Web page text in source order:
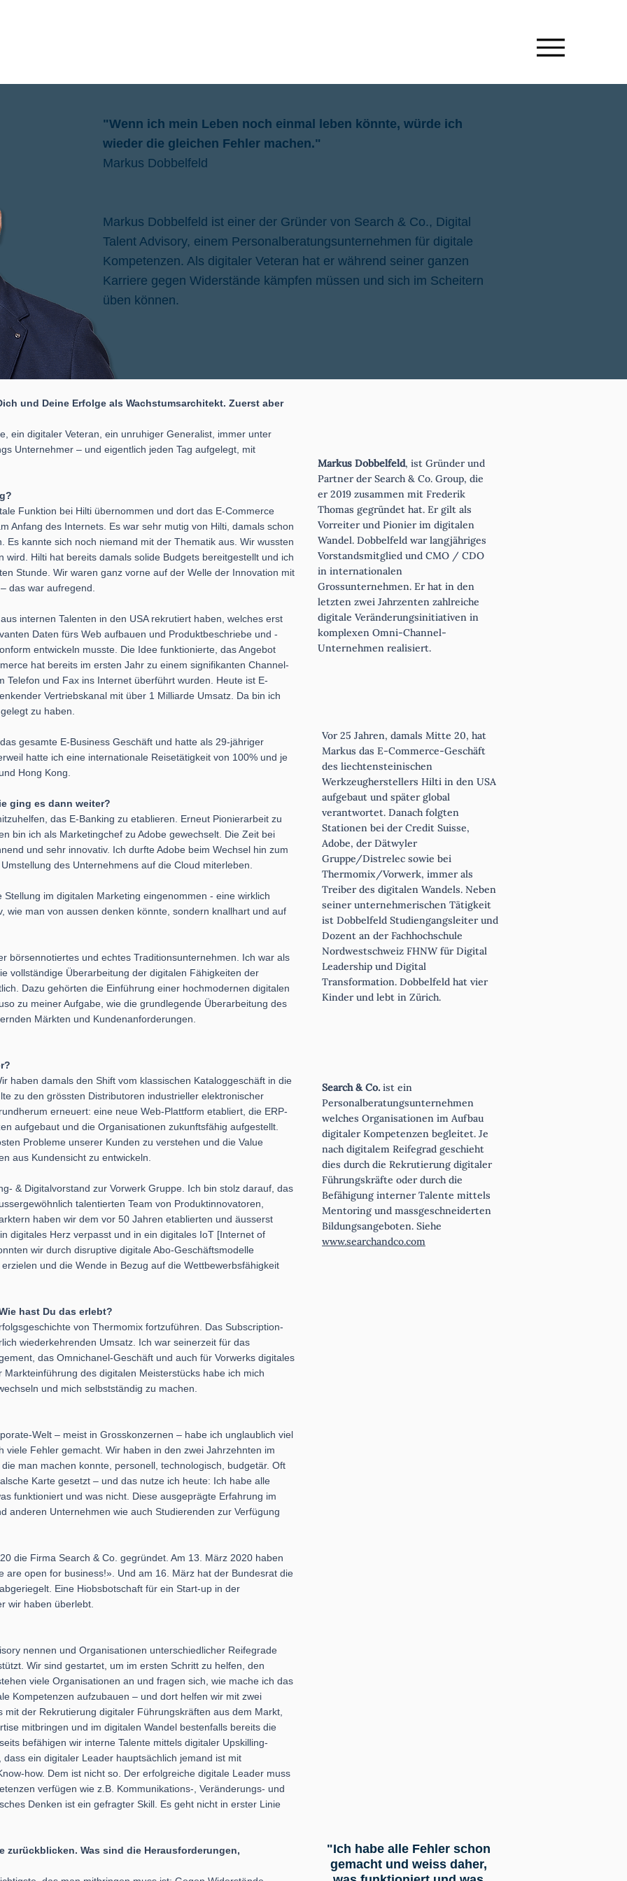
"Wenn ich mein Leben noch einmal leben könnte, würde ich
wieder die gleichen Fehler machen."
Markus Dobbelfeld
Markus Dobbelfeld ist einer der Gründer von Search & Co., Digital
Talent Advisory, einem Personalberatungsunternehmen für digitale
Kompetenzen. Als digitaler Veteran hat er während seiner ganzen
Karriere gegen Widerstände kämpfen müssen und sich im Scheitern
üben können.
Markus Dobbelfeld, ist Gründer und
Partner der Search & Co. Group, die
er 2019 zusammen mit Frederik
Thomas gegründet hat. Er gilt als
Vorreiter und Pionier im digitalen
Wandel. Dobbelfeld war langjähriges
Vorstandsmitglied und CMO / CDO
in internationalen
Grossunternehmen. Er hat in den
letzten zwei Jahrzenten zahlreiche
digitale Veränderungsinitiativen in
komplexen Omni-Channel-
Unternehmen realisiert.
Vor 25 Jahren, damals Mitte 20, hat
Markus das E-Commerce-Geschäft
des liechtensteinischen
Werkzeugherstellers Hilti in den USA
aufgebaut und später global
verantwortet. Danach folgten
Stationen bei der Credit Suisse,
Adobe, der Dätwyler
Gruppe/Distrelec sowie bei
Thermomix/Vorwerk, immer als
Treiber des digitalen Wandels. Neben
seiner unternehmerischen Tätigkeit
ist Dobbelfeld Studiengangsleiter und
Dozent an der Fachhochschule
Nordwestschweiz FHNW für Digital
Leadership und Digital
Transformation. Dobbelfeld hat vier
Kinder und lebt in Zürich.
Search & Co. ist ein
Personalberatungsunternehmen
welches Organisationen im Aufbau
digitaler Kompetenzen begleitet. Je
nach digitalem Reifegrad geschieht
dies durch die Rekrutierung digitaler
Führungskräfte oder durch die
Befähigung interner Talente mittels
Mentoring und massgeschneiderten
Bildungsangeboten. Siehe
www.searchandco.com
"Ich habe alle Fehler schon
gemacht und weiss daher,
und Deine Erfolge als Wachstumsarchitekt. Zuerst aber
ein digitaler Veteran, ein unruhiger Generalist, immer unter
Unternehmer – und eigentlich jeden Tag aufgelegt, mit
Funktion bei Hilti übernommen und dort das E-Commerce
Anfang des Internets. Es war sehr mutig von Hilti, damals schon
Es kannte sich noch niemand mit der Thematik aus. Wir wussten
Hilti hat bereits damals solide Budgets bereitgestellt und ich
Stunde. Wir waren ganz vorne auf der Welle der Innovation mit
das war aufregend.
internen Talenten in den USA rekrutiert haben, welches erst
Daten fürs Web aufbauen und Produktbeschriebe und -
entwickeln musste. Die Idee funktionierte, das Angebot
hat bereits im ersten Jahr zu einem signifikanten Channel-
Telefon und Fax ins Internet überführt wurden. Heute ist E-
Vertriebskanal mit über 1 Milliarde Umsatz. Da bin ich
zu haben.
gesamte E-Business Geschäft und hatte als 29-jähriger
hatte ich eine internationale Reisetätigkeit von 100% und je
Hong Kong.
ging es dann weiter?
das E-Banking zu etablieren. Erneut Pionierarbeit zu
bin ich als Marketingchef zu Adobe gewechselt. Die Zeit bei
und sehr innovativ. Ich durfte Adobe beim Wechsel hin zum
des Unternehmens auf die Cloud miterleben.
im digitalen Marketing eingenommen - eine wirklich
wie man von aussen denken könnte, sondern knallhart und auf
börsennotiertes und echtes Traditionsunternehmen. Ich war als
vollständige Überarbeitung der digitalen Fähigkeiten der
Dazu gehörten die Einführung einer hochmodernen digitalen
zu meiner Aufgabe, wie die grundlegende Überarbeitung des
Märkten und Kundenanforderungen.
haben damals den Shift vom klassischen Kataloggeschäft in die
zu den grössten Distributoren industrieller elektronischer
erneuert: eine neue Web-Plattform etabliert, die ERP-
aufgebaut und die Organisationen zukunftsfähig aufgestellt.
Probleme unserer Kunden zu verstehen und die Value
aus Kundensicht zu entwickeln.
& Digitalvorstand zur Vorwerk Gruppe. Ich bin stolz darauf, das
talentierten Team von Produktinnovatoren,
haben wir dem vor 50 Jahren etablierten und äusserst
digitales Herz verpasst und in ein digitales IoT [Internet of
wir durch disruptive digitale Abo-Geschäftsmodelle
und die Wende in Bezug auf die Wettbewerbsfähigkeit
hast Du das erlebt?
von Thermomix fortzuführen. Das Subscription-
wiederkehrenden Umsatz. Ich war seinerzeit für das
das Omnichanel-Geschäft und auch für Vorwerks digitales
des digitalen Meisterstücks habe ich mich
und mich selbstständig zu machen.
Welt – meist in Grosskonzernen – habe ich unglaublich viel
viele Fehler gemacht. Wir haben in den zwei Jahrzehnten im
man machen konnte, personell, technologisch, budgetär. Oft
Karte gesetzt – und das nutze ich heute: Ich habe alle
funktioniert und was nicht. Diese ausgeprägte Erfahrung im
anderen Unternehmen wie auch Studierenden zur Verfügung
die Firma Search & Co. gegründet. Am 13. März 2020 haben
are open for business!». Und am 16. März hat der Bundesrat die
Eine Hiobsbotschaft für ein Start-up in der
wir haben überlebt.
nennen und Organisationen unterschiedlicher Reifegrade
Wir sind gestartet, um im ersten Schritt zu helfen, den
viele Organisationen an und fragen sich, wie mache ich das
Kompetenzen aufzubauen – und dort helfen wir mit zwei
der Rekrutierung digitaler Führungskräften aus dem Markt,
mitbringen und im digitalen Wandel bestenfalls bereits die
befähigen wir interne Talente mittels digitaler Upskilling-
ein digitaler Leader hauptsächlich jemand ist mit
how. Dem ist nicht so. Der erfolgreiche digitale Leader muss
verfügen wie z.B. Kommunikations-, Veränderungs- und
Denken ist ein gefragter Skill. Es geht nicht in erster Linie
zurückblicken. Was sind die Herausforderungen,